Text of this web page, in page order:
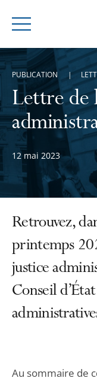
Menu
Lettre de
12 mai 2023
PUBLICATION
Retrouvez,
printemps
justice
Conseil
Au sommaire de